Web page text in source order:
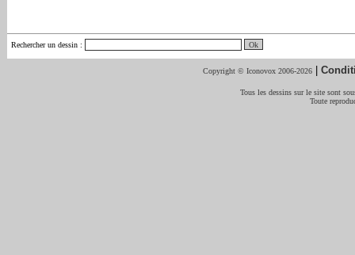
Rechercher un dessin :
Copyright © Iconovox 2006-2026 |
Tous les dessins sur le site sont
Toute